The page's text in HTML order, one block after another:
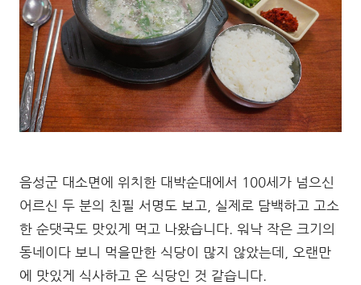
음성군 대소면에 위치한 대박순대에서 100세가 넘으신
어르신 두 분의 친필 서명도 보고, 실제로 담백하고 고소
한 순댓국도 맛있게 먹고 나왔습니다. 워낙 작은 크기의
동네이다 보니 먹을만한 식당이 많지 않았는데, 오랜만
에 맛있게 식사하고 온 식당인 것 같습니다.